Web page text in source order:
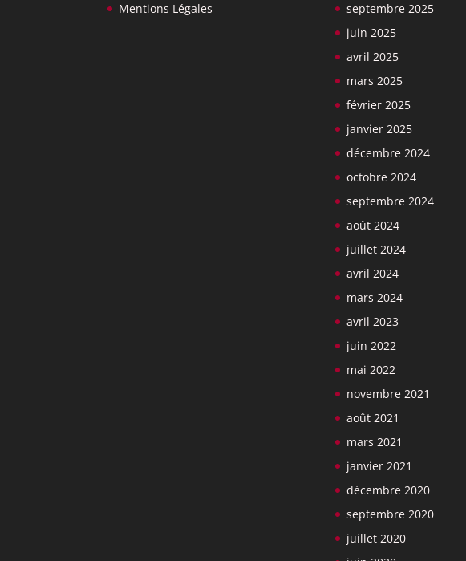
Mentions Légales
septembre 2025
juin 2025
avril 2025
mars 2025
février 2025
janvier 2025
décembre 2024
octobre 2024
septembre 2024
août 2024
juillet 2024
avril 2024
mars 2024
avril 2023
juin 2022
mai 2022
novembre 2021
août 2021
mars 2021
janvier 2021
décembre 2020
septembre 2020
juillet 2020